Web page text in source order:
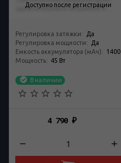
Доступно после регистрации
удобной верхней заправкой и...
Регулировка затяжки:
Да
Регулировка мощности:
Да
Емкость аккумулятора (мАч): 1400
Мощность: 45 Вт
В наличии
4 790₽